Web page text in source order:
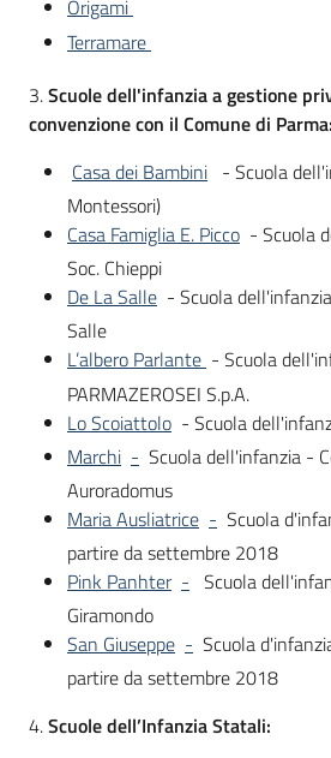
Origami
Terramare
3.Scuole dell'infanzia a gestione
convenzione con il Comune di Parma:
Casa dei Bambini - Scuola
Montessori)
Casa Famiglia E. Picco - Scuola
Soc. Chieppi
De La Salle - Scuola
Salle
L’albero Parlante - Scuola
PARMAZEROSEI S.p.A.
Lo Scoiattolo - Scuola
Marchi - Scuola dell'infanzia -
Auroradomus
Maria Ausliatrice - Scuola
partire da settembre 2018
Pink Panhter - Scuola
Giramondo
San Giuseppe - Scuola
partire da settembre 2018
4.Scuole dell’Infanzia Statali: